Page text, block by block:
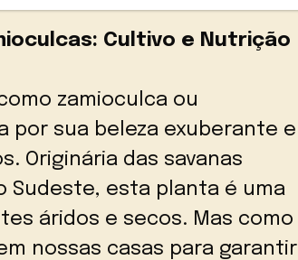
Cultivo e Nutrição
zamioculca ou
por sua beleza exuberante e
Originária das savanas
Sudeste, esta planta é uma
áridos e secos. Mas como
nossas casas para garantir